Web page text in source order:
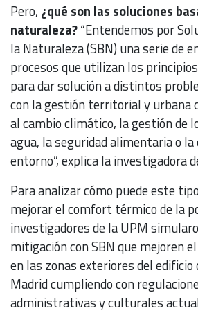
Pero, ¿qué son las soluciones
naturaleza?“Entendemos por
la Naturaleza (SBN) una serie de
procesos que utilizan los
para dar solución a distintos
con la gestión territorial y urbana
al cambio climático, la gestión de
agua, la seguridad alimentaria o la
entorno”, explica la investigadora
Para analizar cómo puede este
mejorar el comfort térmico de la
investigadores de la UPM
mitigación con SBN que mejoren
en las zonas exteriores del edificio
Madrid cumpliendo con
administrativas y culturales